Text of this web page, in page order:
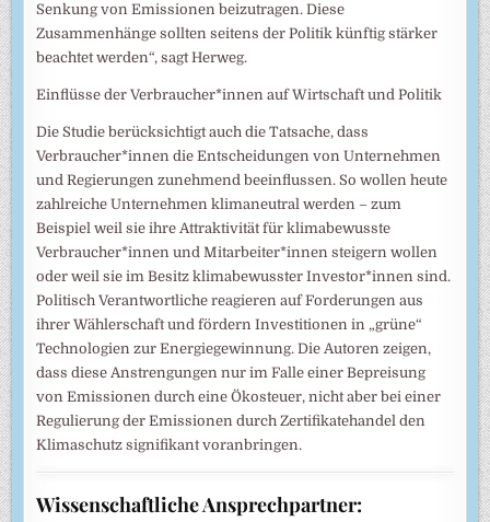
Senkung von Emissionen beizutragen. Diese
Zusammenhänge sollten seitens der Politik künftig stärker
beachtet werden“, sagt Herweg.
Einflüsse der Verbraucher*innen auf Wirtschaft und Politik
Die Studie berücksichtigt auch die Tatsache, dass
Verbraucher*innen die Entscheidungen von Unternehmen
und Regierungen zunehmend beeinflussen. So wollen heute
zahlreiche Unternehmen klimaneutral werden – zum
Beispiel weil sie ihre Attraktivität für klimabewusste
Verbraucher*innen und Mitarbeiter*innen steigern wollen
oder weil sie im Besitz klimabewusster Investor*innen sind.
Politisch Verantwortliche reagieren auf Forderungen aus
ihrer Wählerschaft und fördern Investitionen in „grüne“
Technologien zur Energiegewinnung. Die Autoren zeigen,
dass diese Anstrengungen nur im Falle einer Bepreisung
von Emissionen durch eine Ökosteuer, nicht aber bei einer
Regulierung der Emissionen durch Zertifikatehandel den
Klimaschutz signifikant voranbringen.
Wissenschaftliche Ansprechpartner: